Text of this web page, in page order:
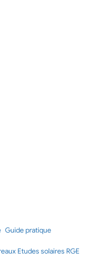
Guide pratique
Etudes solaires RGE